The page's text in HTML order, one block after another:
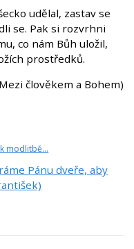
udělal, zastav se
se. Pak si rozvrhni
co nám Bůh uložil,
prostředků.
člověkem a Bohem)
k modlitbě…
Pánu dveře, aby